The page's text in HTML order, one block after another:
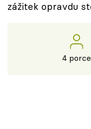
zážitek opravdu
4 porce